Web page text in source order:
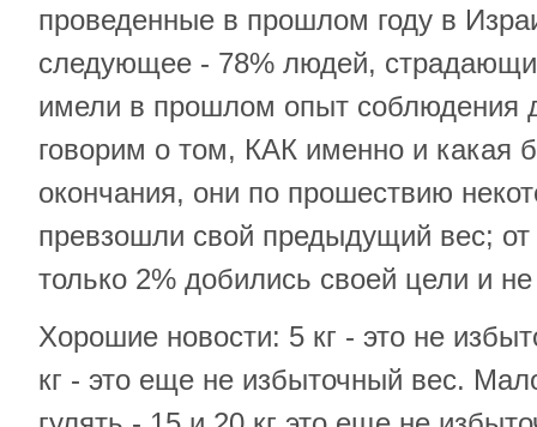
проведенные в прошлом году в
следующее - 78% людей,
имели в прошлом опыт соблюдения
говорим о том, КАК именно и какая
окончания, они по прошествию
превзошли свой предыдущий вес;
только 2% добились своей цели и
Хорошие новости: 5 кг - это не
кг - это еще не избыточный вес.